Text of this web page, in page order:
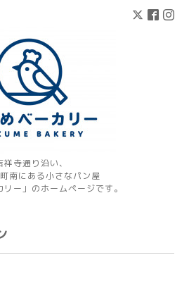
祥寺通り沿い、
南にある小さなパン屋
リー」のホームページです。